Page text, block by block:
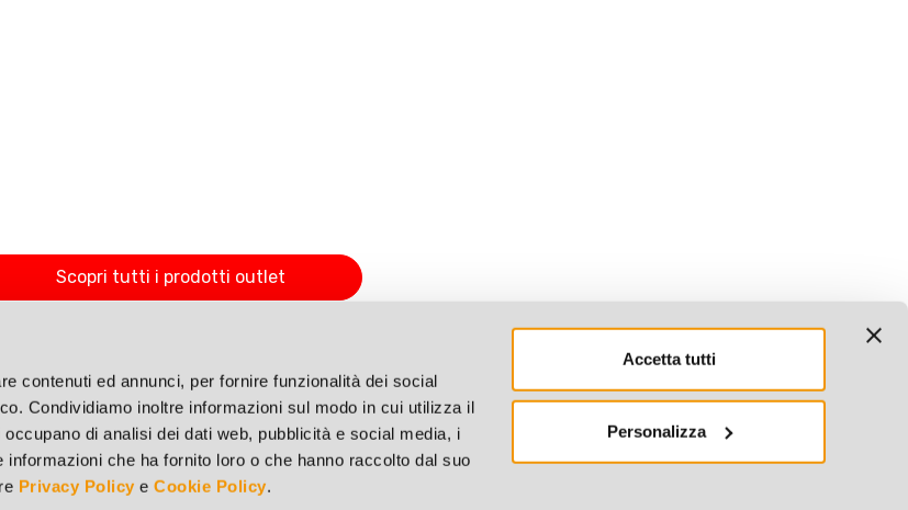
contenuti ed annunci, per fornire funzionalità dei social
Condividiamo inoltre informazioni sul modo in cui utilizza il
di analisi dei dati web, pubblicità e social media, i
che ha fornito loro o che hanno raccolto dal suo
Privacy Policy eCookie Policy.
Accetta tutti
Personalizza
Scopri tutti i prodotti outlet